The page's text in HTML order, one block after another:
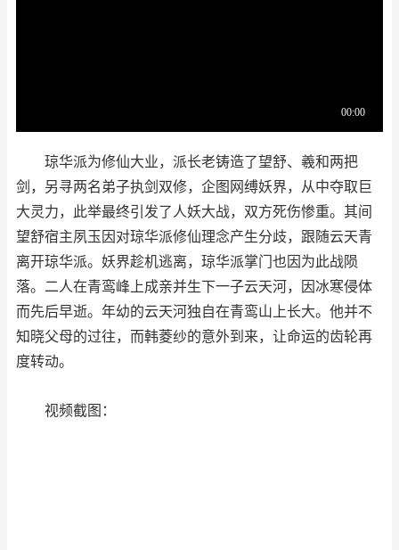
琼华派为修仙大业，派长老铸造了望舒、羲和两把
剑，另寻两名弟子执剑双修，企图网缚妖界，从中夺取巨
大灵力，此举最终引发了人妖大战，双方死伤惨重。其间
望舒宿主夙玉因对琼华派修仙理念产生分歧，跟随云天青
离开琼华派。妖界趁机逃离，琼华派掌门也因为此战陨
落。二人在青鸾峰上成亲并生下一子云天河，因冰寒侵体
而先后早逝。年幼的云天河独自在青鸾山上长大。他并不
知晓父母的过往，而韩菱纱的意外到来，让命运的齿轮再
度转动。
视频截图：